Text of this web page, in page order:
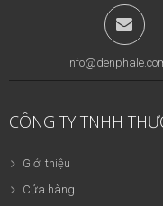
CÔNG TY TNHH
Giới thiệu
Cửa hàng